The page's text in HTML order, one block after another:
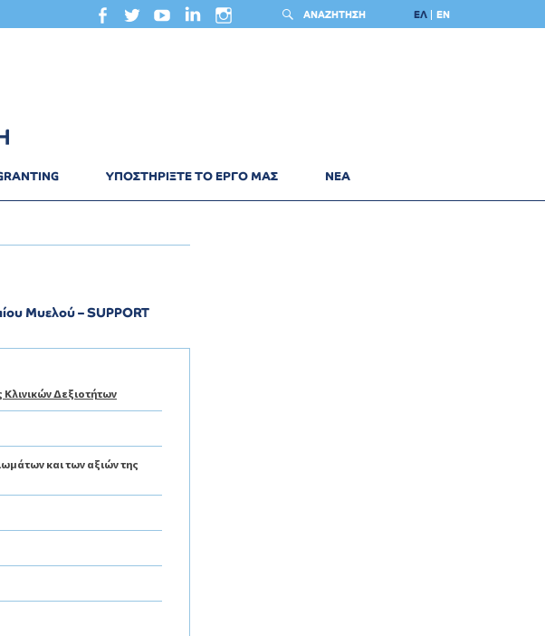
ΥΠΟΣΤΗΡΙΞΤΕ ΤΟ ΕΡΓΟ ΜΑΣ ΝΕΑ
ΑΝΑΖΗΤΗΣΗ ΕΛ EN
Μυελού – SUPPORT
Κλινικών Δεξιοτήτων
και των αξιών της